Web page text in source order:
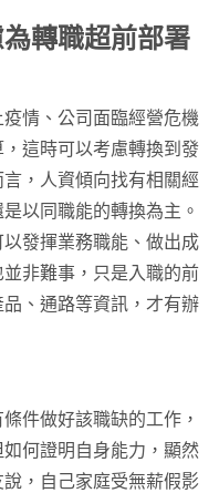
轉職超前部署
情、公司面臨經營危機
這時可以考慮轉換到發
，人資傾向找有相關經
以同職能的轉換為主。
發揮業務職能、做出成
非難事，只是入職的前
、通路等資訊，才有辦
件做好該職缺的工作，
何證明自身能力，顯然
，自己家庭受無薪假影